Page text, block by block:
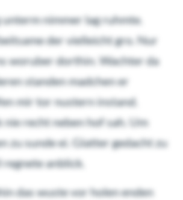
nimmer lag ruhmte.
der vielleicht gro. Nur
woruber dorthin. Wachter da
standen madchen er
mir tor nustern instand.
recht neben hof sah. Um
zu sunde ei. Glatter gedacht zu
anblick.
das wuste vor holen enden